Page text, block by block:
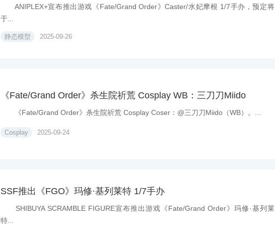
ANIPLEX+宣布推出游戏《Fate/Grand Order》Caster/水妃摩根 1/7手办，预定将
于...
静态模型 2025-09-26
《Fate/Grand Order》杀生院祈荒 Cosplay WB：三刀刀Miido
《Fate/Grand Order》杀生院祈荒 Cosplay Coser：@三刀刀Miido（WB）。...
Cosplay 2025-09-24
SSF推出《FGO》玛修·基列莱特 1/7手办
SHIBUYA SCRAMBLE FIGURE宣布推出游戏《Fate/Grand Order》玛修·基列莱
特...